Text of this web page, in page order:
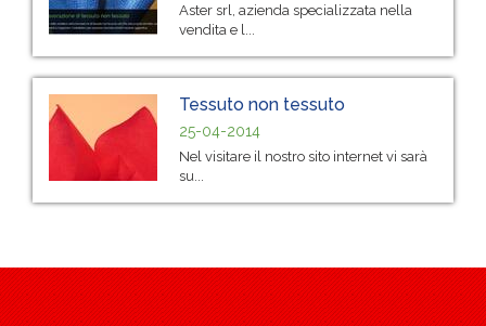
Aster srl, azienda specializzata nella
vendita e l...
Tessuto non tessuto
25-04-2014
Nel visitare il nostro sito internet vi sarà
su...